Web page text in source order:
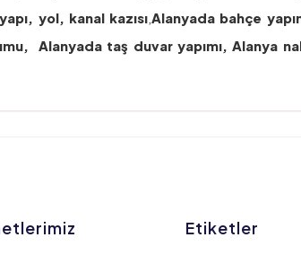
yol, kanal kazısı ,Alanyada bahçe
Alanyada taş duvar yapımı, Alanya
Etiketler